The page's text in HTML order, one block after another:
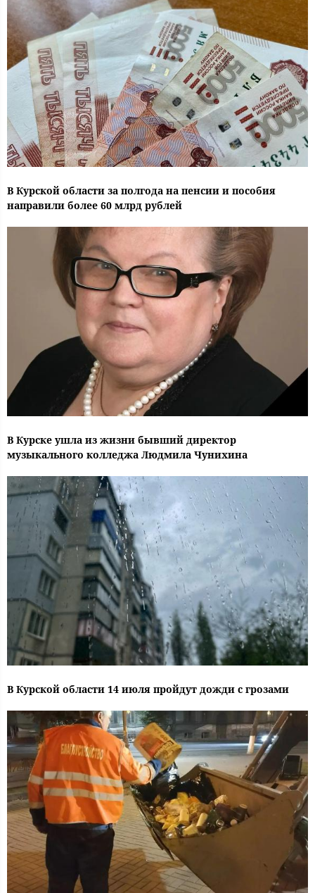
В Курской области за полгода на пенсии и пособия
направили более 60 млрд рублей
В Курске ушла из жизни бывший директор
музыкального колледжа Людмила Чунихина
В Курской области 14 июля пройдут дожди с грозами